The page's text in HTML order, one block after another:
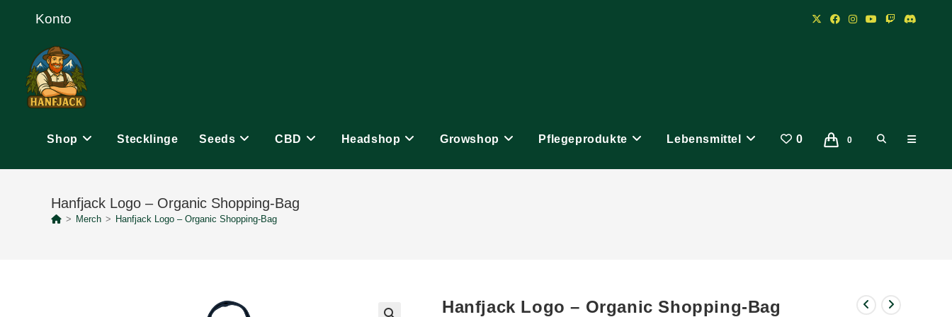
Konto
Shop Stecklinge Seeds CBD Headshop Growshop Pflegeprodukte Lebensmittel 0 0 Website-
Hanfjack Logo – Organic Shopping-Bag
> Merch > Hanfjack Logo – Organic Shopping-Bag
Hanfjack Logo – Organic Shopping-Bag